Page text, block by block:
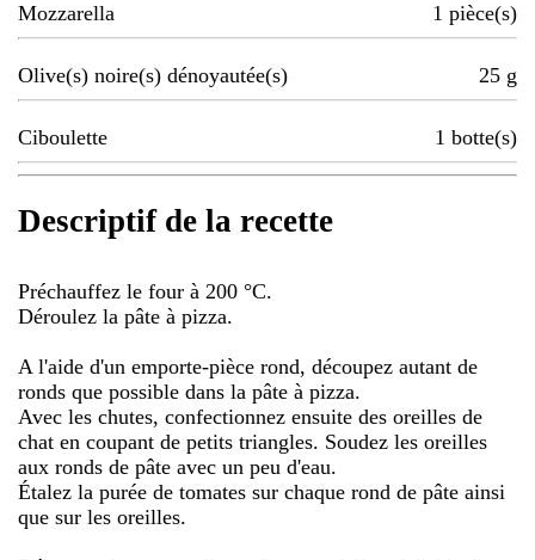
Mozzarella 1 pièce(s)
Olive(s) noire(s) dénoyautée(s) 25 g
Ciboulette 1 botte(s)
Descriptif de la recette
Préchauffez le four à 200 °C.
Déroulez la pâte à pizza.
A l'aide d'un emporte-pièce rond, découpez autant de
ronds que possible dans la pâte à pizza.
Avec les chutes, confectionnez ensuite des oreilles de
chat en coupant de petits triangles. Soudez les oreilles
aux ronds de pâte avec un peu d'eau.
Étalez la purée de tomates sur chaque rond de pâte ainsi
que sur les oreilles.